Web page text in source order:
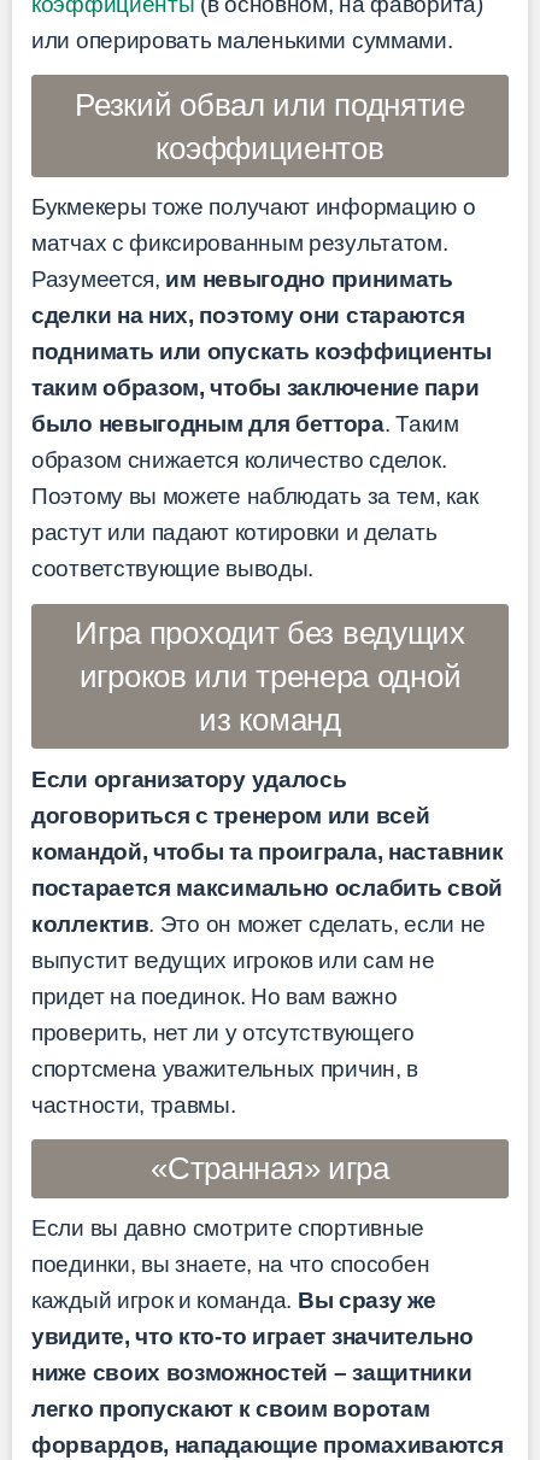
или оперировать маленькими суммами.
Резкий обвал или поднятие
коэффициентов
Букмекеры тоже получают информацию о
матчах с фиксированным результатом.
Разумеется, им невыгодно принимать
сделки на них, поэтому они стараются
поднимать или опускать коэффициенты
таким образом, чтобы заключение пари
было невыгодным для беттора. Таким
образом снижается количество сделок.
Поэтому вы можете наблюдать за тем, как
растут или падают котировки и делать
соответствующие выводы.
Игра проходит без ведущих
игроков или тренера одной
из команд
Если организатору удалось
договориться с тренером или всей
командой, чтобы та проиграла, наставник
постарается максимально ослабить свой
коллектив. Это он может сделать, если не
выпустит ведущих игроков или сам не
придет на поединок. Но вам важно
проверить, нет ли у отсутствующего
спортсмена уважительных причин, в
частности, травмы.
«Странная» игра
Если вы давно смотрите спортивные
поединки, вы знаете, на что способен
каждый игрок и команда. Вы сразу же
увидите, что кто-то играет значительно
ниже своих возможностей – защитники
легко пропускают к своим воротам
форвардов, нападающие промахиваются